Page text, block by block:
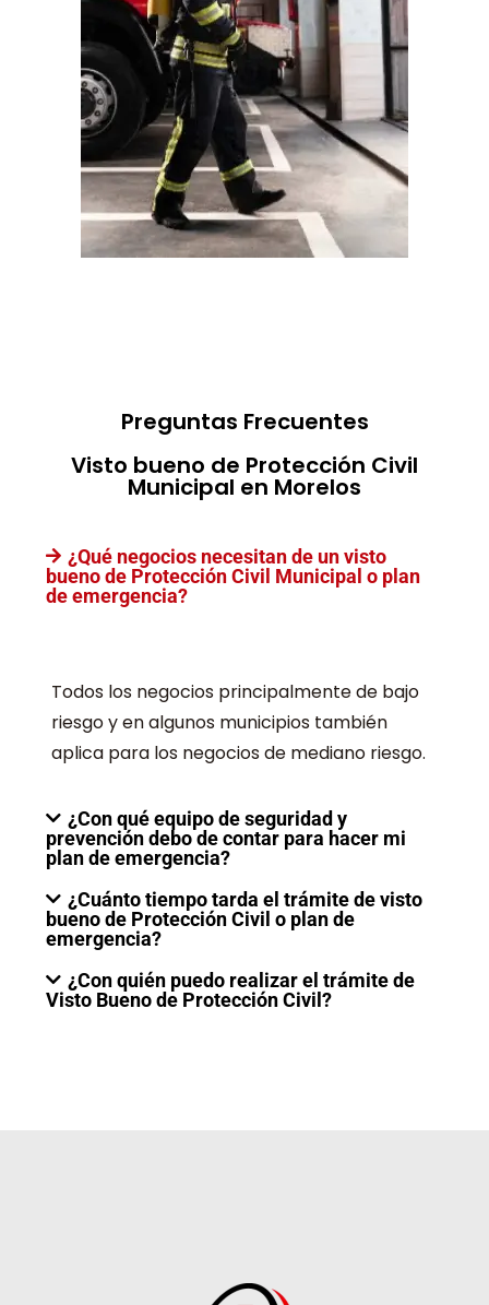
Preguntas Frecuentes
Visto bueno de Protección Civil
Municipal en Morelos
¿Qué negocios necesitan de un visto
bueno de Protección Civil Municipal o plan
de emergencia?
Todos los negocios principalmente de bajo
riesgo y en algunos municipios también
aplica para los negocios de mediano riesgo.
¿Con qué equipo de seguridad y
prevención debo de contar para hacer mi
plan de emergencia?
¿Cuánto tiempo tarda el trámite de visto
bueno de Protección Civil o plan de
emergencia?
¿Con quién puedo realizar el trámite de
Visto Bueno de Protección Civil?